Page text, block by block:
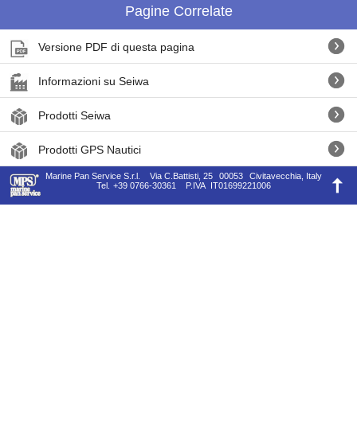
Pagine Correlate
Versione PDF di questa pagina
Informazioni su Seiwa
Prodotti Seiwa
Prodotti GPS Nautici
Marine Pan Service S.r.l. Via C.Battisti, 25 00053
Civitavecchia, Italy
Tel.
+39 0766-30361 P.IVA IT01699221006